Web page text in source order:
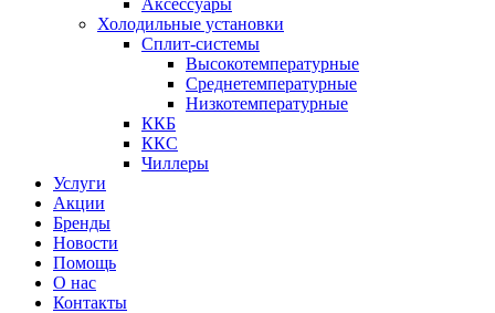
Аксессуары
Холодильные установки
Сплит-системы
Высокотемпературные
Среднетемпературные
Низкотемпературные
ККБ
ККС
Чиллеры
Услуги
Акции
Бренды
Новости
Помощь
О нас
Контакты